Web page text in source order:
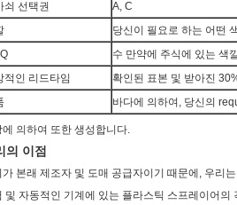
쇠 선택권
A, C
당신이 필요로 하는 어떤
수 만약에 주식에 있는 색
적인 리드타임
확인된 표본 및 받아진
바다에 의하여, 당신의
에 의하여 또한 생성합니다.
의 이점
가 본래 제조자 및 도매 공급자이기 때문에, 우리
및 자동적인 기계에 있는 플라스틱 스프레이어